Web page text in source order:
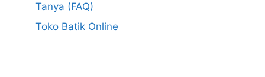
Tanya (FAQ)
Toko Batik Online